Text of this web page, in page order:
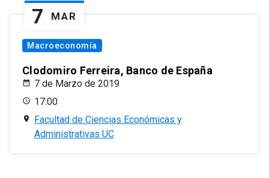
7 MAR
Macroeconomía
Clodomiro Ferreira, Banco de España
7 de Marzo de 2019
17:00
Facultad de Ciencias Económicas y
Administrativas UC